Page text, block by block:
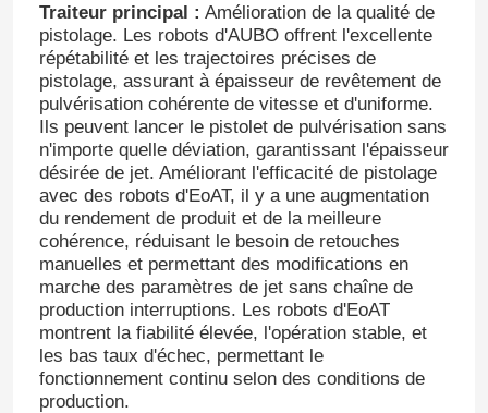
Traiteur principal : Amélioration de la qualité de
pistolage. Les robots d'AUBO offrent l'excellente
répétabilité et les trajectoires précises de
pistolage, assurant à épaisseur de revêtement de
pulvérisation cohérente de vitesse et d'uniforme.
Ils peuvent lancer le pistolet de pulvérisation sans
n'importe quelle déviation, garantissant l'épaisseur
désirée de jet. Améliorant l'efficacité de pistolage
avec des robots d'EoAT, il y a une augmentation
du rendement de produit et de la meilleure
cohérence, réduisant le besoin de retouches
manuelles et permettant des modifications en
marche des paramètres de jet sans chaîne de
production interruptions. Les robots d'EoAT
montrent la fiabilité élevée, l'opération stable, et
les bas taux d'échec, permettant le
fonctionnement continu selon des conditions de
production.